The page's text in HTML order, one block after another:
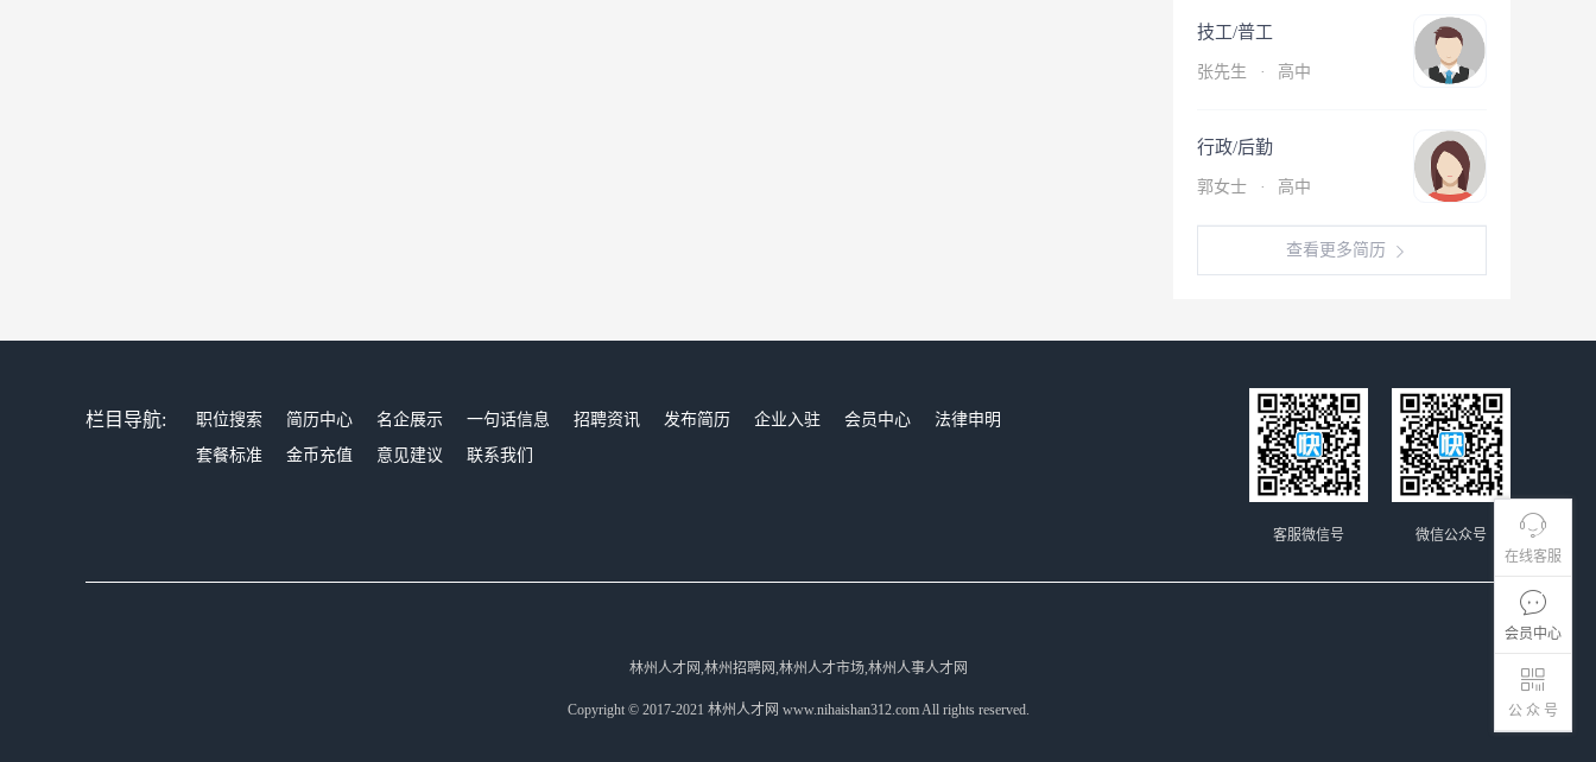
在线客服
会员中心
公 众 号
技工/普工
张先生 · 高中
行政/后勤
郭女士 · 高中
查看更多简历
栏目导航: 职位搜索 简历中心 名企展示 一句话信息 招聘资讯 发布简历 企业入驻 会员中心
法律申明
套餐标准
金币充值 意见建议 联系我们
微信公众号
客服微信号
林州人才网,林州招聘网,林州人才市场,林州人事人才网
Copyright © 2017-2021 林州人才网 www.nihaishan312.com All rights reserved.